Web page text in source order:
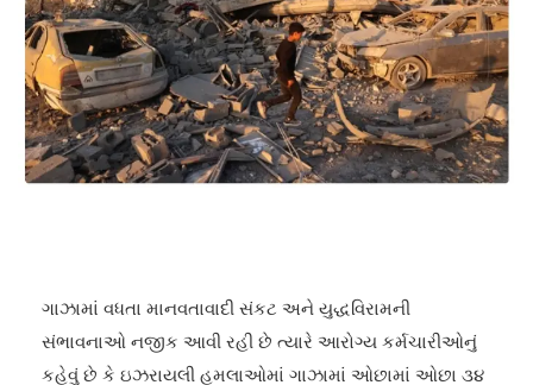
ગાઝામાં વધતા માનવતાવાદી સંકટ અને યુદ્ધવિરામની
સંભાવનાઓ નજીક આવી રહી છે ત્યારે આરોગ્ય કર્મચારીઓનું
કહેવું છે કે ઇઝરાયલી હુમલાઓમાં ગાઝામાં ઓછામાં ઓછા ૩૪